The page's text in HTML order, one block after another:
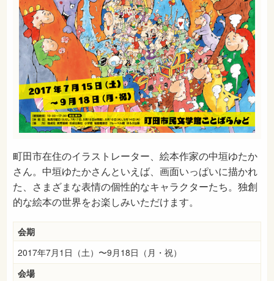
町田市在住のイラストレーター、絵本作家の中垣ゆたか
さん。中垣ゆたかさんといえば、画面いっぱいに描かれ
た、さまざまな表情の個性的なキャラクターたち。独創
的な絵本の世界をお楽しみいただけます。
会期
2017年7月1日（土）〜9月18日（月・祝）
会場